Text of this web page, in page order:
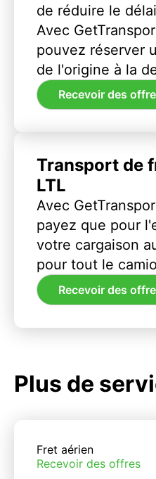
de réduire le
Avec
pouvez réserver
de l'origine à la
Recevoir des
Transport de
LTL
Avec
payez que pour
votre cargaison
pour tout le
Recevoir des
Plus de
Fret aérien
Recevoir des offres